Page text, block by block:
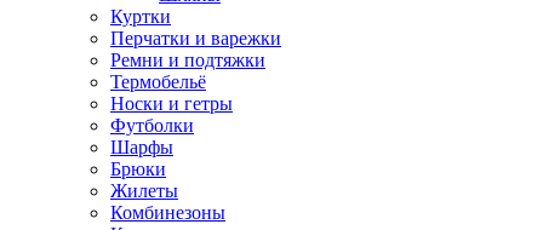
Куртки
Перчатки и варежки
Ремни и подтяжки
Термобельё
Носки и гетры
Футболки
Шарфы
Брюки
Жилеты
Комбинезоны